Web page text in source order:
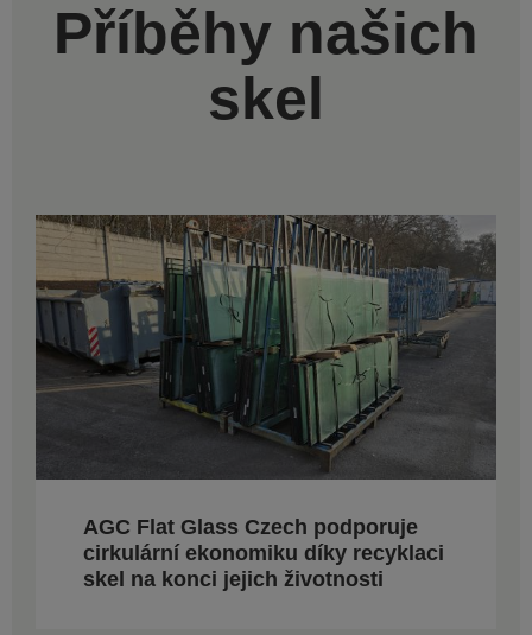
Příběhy našich
skel
AGC Flat Glass Czech podporuje
cirkulární ekonomiku díky recyklaci
skel na konci jejich životnosti